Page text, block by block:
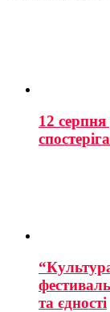
12
та єдності